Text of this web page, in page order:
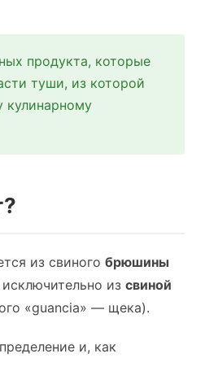
продукта, которые
туши, из которой
кулинарному
из свиного брюшины
из свиной
«guancia» — щека).
и, как